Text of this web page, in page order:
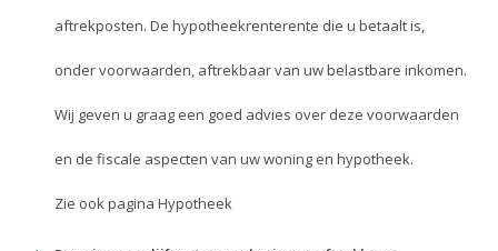
aftrekposten. De hypotheekrenterente die u betaalt is,
onder voorwaarden, aftrekbaar van uw belastbare inkomen.
Wij geven u graag een goed advies over deze voorwaarden
en de fiscale aspecten van uw woning en hypotheek.
Zie ook paginaHypotheek